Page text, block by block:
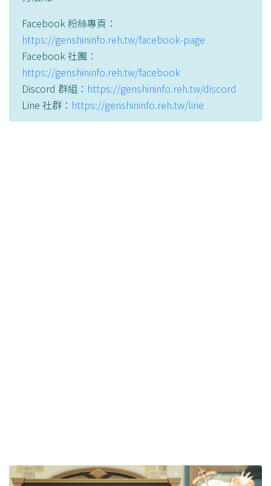
Facebook 粉絲專頁：
https://genshininfo.reh.tw/facebook-page
Facebook 社團：
https://genshininfo.reh.tw/facebook
Discord 群組： https://genshininfo.reh.tw/discord
Line 社群： https://genshininfo.reh.tw/line